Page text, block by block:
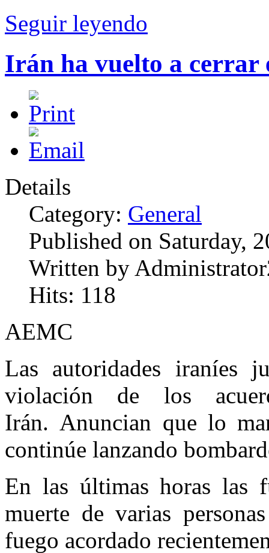
Seguir leyendo
Irán ha vuelto a cerrar
Details
Category: General
Published on Saturday,
Written by
Hits: 118
AEMC
Las autoridades iraníes
violación de los
Irán. Anuncian que lo
continúe lanzando
En las últimas horas las
muerte de varias
fuego acordado